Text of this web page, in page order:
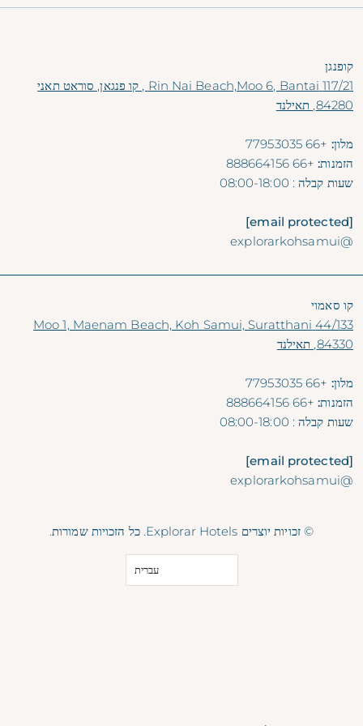
קופנגן
117/21 Rin Nai Beach,Moo 6, Bantai , קו פנגאן, סוראט תאני
84280, תאילנד
מלון: +66 77953035
הזמנות: +66 888664156
שעות קבלה: 08:00-18:00
[email protected]
@explorarkohsamui
קו סאמוי
44/133 Moo 1, Maenam Beach, Koh Samui, Suratthani
84330, תאילנד
מלון: +66 77953035
הזמנות: +66 888664156
שעות קבלה: 08:00-18:00
[email protected]
@explorarkohsamui
© זכויות יוצרים Explorar Hotels. כל הזכויות שמורות.
עברית